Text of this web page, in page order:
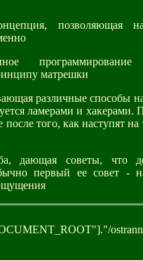
позволяющая
матрешки
различные способы
ламерами и хакерами.
того, как наступят на
дающая советы, что
первый ее совет -